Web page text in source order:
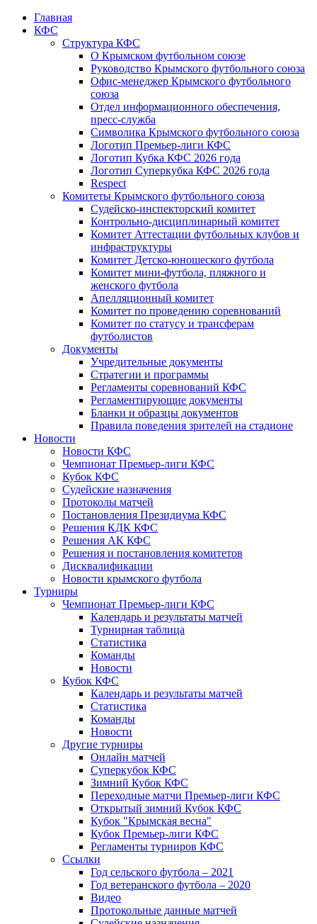
Главная
КФС
Структура КФС
О Крымском футбольном союзе
Руководство Крымского футбольного союза
Офис-менеджер Крымского футбольного
союза
Отдел информационного обеспечения,
пресс-служба
Символика Крымского футбольного союза
Логотип Премьер-лиги КФС
Логотип Кубка КФС 2026 года
Логотип Суперкубка КФС 2026 года
Respect
Комитеты Крымского футбольного союза
Судейско-инспекторский комитет
Контрольно-дисциплинарный комитет
Комитет Аттестации футбольных клубов и
инфраструктуры
Комитет Детско-юношеского футбола
Комитет мини-футбола, пляжного и
женского футбола
Апелляционный комитет
Комитет по проведению соревнований
Комитет по статусу и трансферам
футболистов
Документы
Учредительные документы
Стратегии и программы
Регламенты соревнований КФС
Регламентирующие документы
Бланки и образцы документов
Правила поведения зрителей на стадионе
Новости
Новости КФС
Чемпионат Премьер-лиги КФС
Кубок КФС
Судейские назначения
Протоколы матчей
Постановления Президиума КФС
Решения КДК КФС
Решения АК КФС
Решения и постановления комитетов
Дисквалификации
Новости крымского футбола
Турниры
Чемпионат Премьер-лиги КФС
Календарь и результаты матчей
Турнирная таблица
Статистика
Команды
Новости
Кубок КФС
Календарь и результаты матчей
Статистика
Команды
Новости
Другие турниры
Онлайн матчей
Суперкубок КФС
Зимний Кубок КФС
Переходные матчи Премьер-лиги КФС
Открытый зимний Кубок КФС
Кубок "Крымская весна"
Кубок Премьер-лиги КФС
Регламенты турниров КФС
Ссылки
Год сельского футбола – 2021
Год ветеранского футбола – 2020
Видео
Протокольные данные матчей